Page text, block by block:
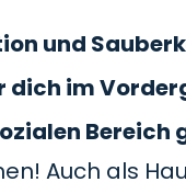
und
dich im
Bereich
Auch als